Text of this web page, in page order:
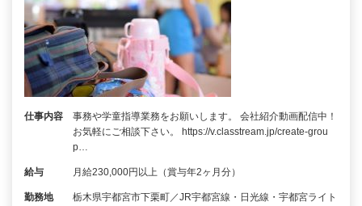
仕事内容
事務や学童指導業務をお願いします。 会社紹介動画配信中！
お気軽にご相談下さい。 https://v.classtream.jp/create-grou
p…
給与 月給230,000円以上（賞与年2ヶ月分）
勤務地
栃木県宇都宮市下栗町／JR宇都宮線・日光線・宇都宮ライト